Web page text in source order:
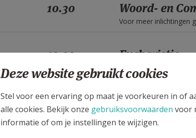
10.30 Woord- en
Voor meer inlichtingen
10.30 Eucharistie
Voor meer inlichtingen
10.30 Woord- en
Voor meer inlichtingen
Deze website gebruikt cookies
Stel voor een ervaring op maat je voorkeuren in of
alle cookies. Bekijk onze gebruiksvoorwaarden voor
informatie of om je instellingen te wijzigen.